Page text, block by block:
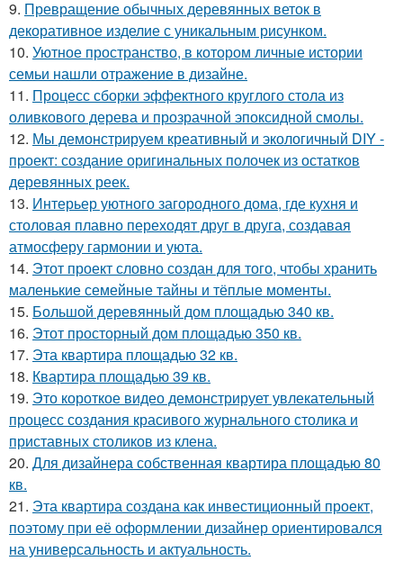
9. Превращение обычных деревянных веток в
декоративное изделие с уникальным рисунком.
10. Уютное пространство, в котором личные истории
семьи нашли отражение в дизайне.
11. Процесс сборки эффектного круглого стола из
оливкового дерева и прозрачной эпоксидной смолы.
12. Мы демонстрируем креативный и экологичный DIY -
проект: создание оригинальных полочек из остатков
деревянных реек.
13. Интерьер уютного загородного дома, где кухня и
столовая плавно переходят друг в друга, создавая
атмосферу гармонии и уюта.
14. Этот проект словно создан для того, чтобы хранить
маленькие семейные тайны и тёплые моменты.
15. Большой деревянный дом площадью 340 кв.
16. Этот просторный дом площадью 350 кв.
17. Эта квартира площадью 32 кв.
18. Квартира площадью 39 кв.
19. Это короткое видео демонстрирует увлекательный
процесс создания красивого журнального столика и
приставных столиков из клена.
20. Для дизайнера собственная квартира площадью 80
кв.
21. Эта квартира создана как инвестиционный проект,
поэтому при её оформлении дизайнер ориентировался
на универсальность и актуальность.